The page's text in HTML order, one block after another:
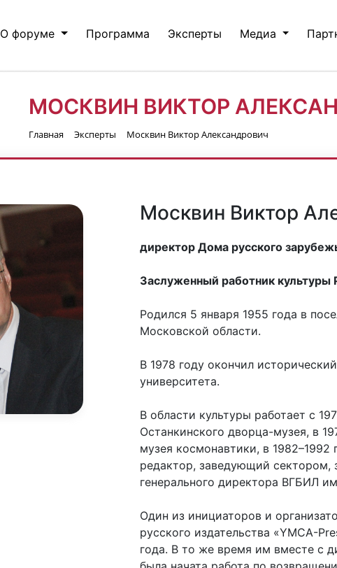
О форуме Программа Эксперты Медиа
МОСКВИН ВИКТОР
Главная Эксперты Москвин Виктор Александрович
Москвин Виктор
директор Дома русского
Заслуженный работник
Родился 5 января 1955 года в
Московской области.
В 1978 году окончил
университета.
В области культуры работает с
Останкинского дворца-музея, в
музея космонавтики, в
редактор, заведующий сектором,
генерального директора ВГБИЛ
Один из инициаторов и
русского издательства «YMCA-
года. В то же время им вместе с